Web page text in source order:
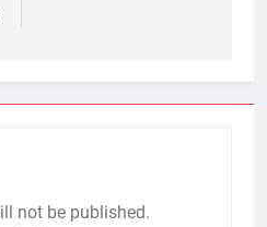
not be published.